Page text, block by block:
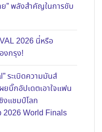
ย” พลังสำคัญในการขับ
2026 นี่หรือ
งกรุง!
ระเบิดความมันส์
ยบิ๊กอัปเดตเอาใจแฟน
งแชมป์โลก
World Finals